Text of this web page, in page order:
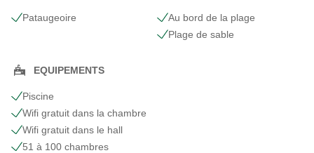
Pataugeoire
Au bord de la plage
Plage de sable
EQUIPEMENTS
Piscine
Wifi gratuit dans la chambre
Wifi gratuit dans le hall
51 à 100 chambres